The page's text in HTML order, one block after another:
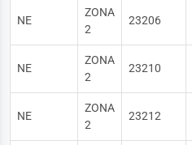
NE
ZONA
2
23206
NE
ZONA
2
23210
NE
ZONA
2
23212